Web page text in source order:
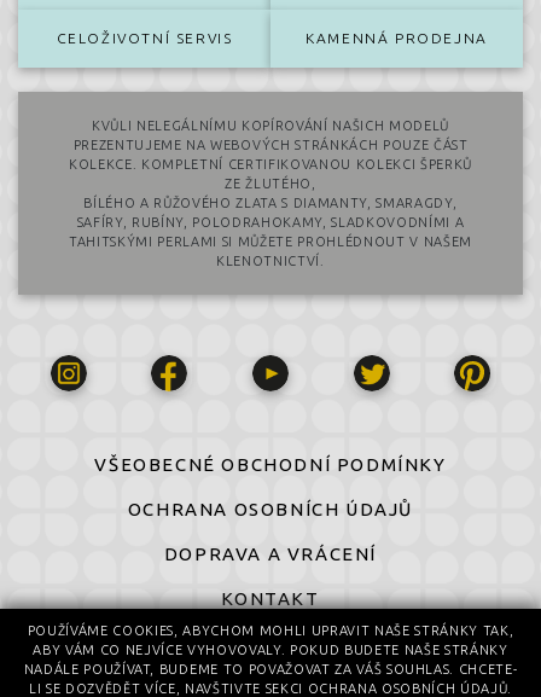
CELOŽIVOTNÍ SERVIS KAMENNÁ PRODEJNA
KVŮLI NELEGÁLNÍMU KOPÍROVÁNÍ NAŠICH MODELŮ
PREZENTUJEME NA WEBOVÝCH STRÁNKÁCH POUZE ČÁST
KOLEKCE. KOMPLETNÍ CERTIFIKOVANOU KOLEKCI ŠPERKŮ
ZE ŽLUTÉHO,
BÍLÉHO A RŮŽOVÉHO ZLATA S DIAMANTY, SMARAGDY,
SAFÍRY, RUBÍNY, POLODRAHOKAMY, SLADKOVODNÍMI A
TAHITSKÝMI PERLAMI SI MŮŽETE PROHLÉDNOUT V NAŠEM
KLENOTNICTVÍ.
VŠEOBECNÉ OBCHODNÍ PODMÍNKY
OCHRANA OSOBNÍCH ÚDAJŮ
DOPRAVA A VRÁCENÍ
KONTAKT
© 2016-2026 All Rights Reserved
© design by Daniela Komatović
POUŽÍVÁME COOKIES, ABYCHOM MOHLI UPRAVIT NAŠE STRÁNKY TAK,
ABY VÁM CO NEJVÍCE VYHOVOVALY. POKUD BUDETE NAŠE STRÁNKY
NADÁLE POUŽÍVAT, BUDEME TO POVAŽOVAT ZA VÁŠ SOUHLAS. CHCETE-
LI SE DOZVĚDĚT VÍCE, NAVŠTIVTE SEKCI OCHRANA OSOBNÍCH ÚDAJŮ.